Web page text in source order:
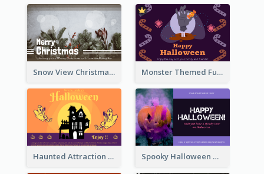
Snow View Christmas Card With Simple Design Monster Themed Fun Halloween Greeting Card
Haunted Attraction Themed Halloween Card Spooky Halloween Greeting Card